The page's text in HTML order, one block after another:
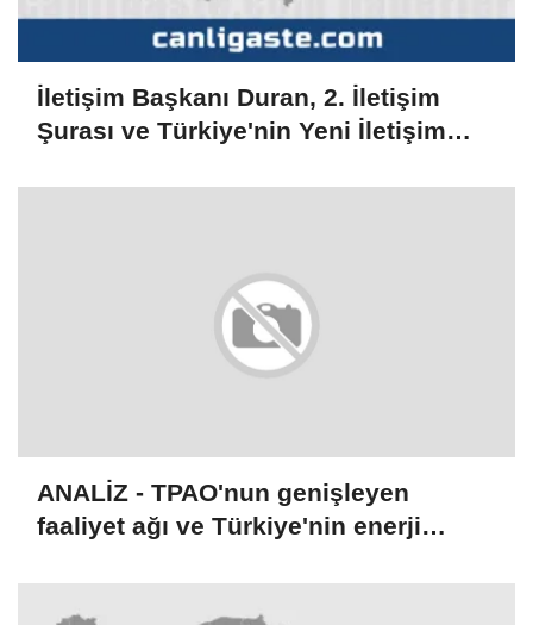
İletişim Başkanı Duran, 2. İletişim
Şurası ve Türkiye'nin Yeni İletişim
ANALİZ - TPAO'nun genişleyen
faaliyet ağı ve Türkiye'nin enerji